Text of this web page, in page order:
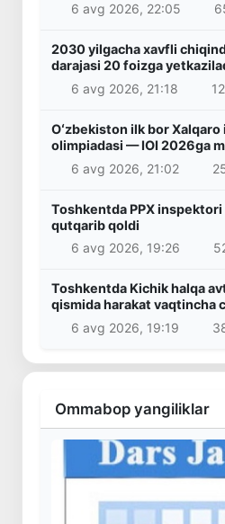
6 avg 2026, 22:05
2030 yilgacha xavfli
darajasi 20 foizga
6 avg 2026, 21:18
12
Oʻzbekiston ilk bor
olimpiadasi — IOI 2026ga
6 avg 2026, 21:02
Toshkentda PPX inspektori
qutqarib qoldi
6 avg 2026, 19:26
Toshkentda Kichik halqa
qismida harakat vaqtincha
6 avg 2026, 19:19
Ommabop yangiliklar